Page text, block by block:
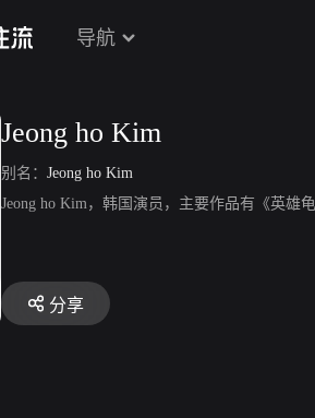
导航
Jeong ho Kim
别名： Jeong ho Kim
Jeong ho Kim，韩国演员，主要作品有《英雄
分享